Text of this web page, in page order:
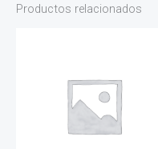
Productos relacionados